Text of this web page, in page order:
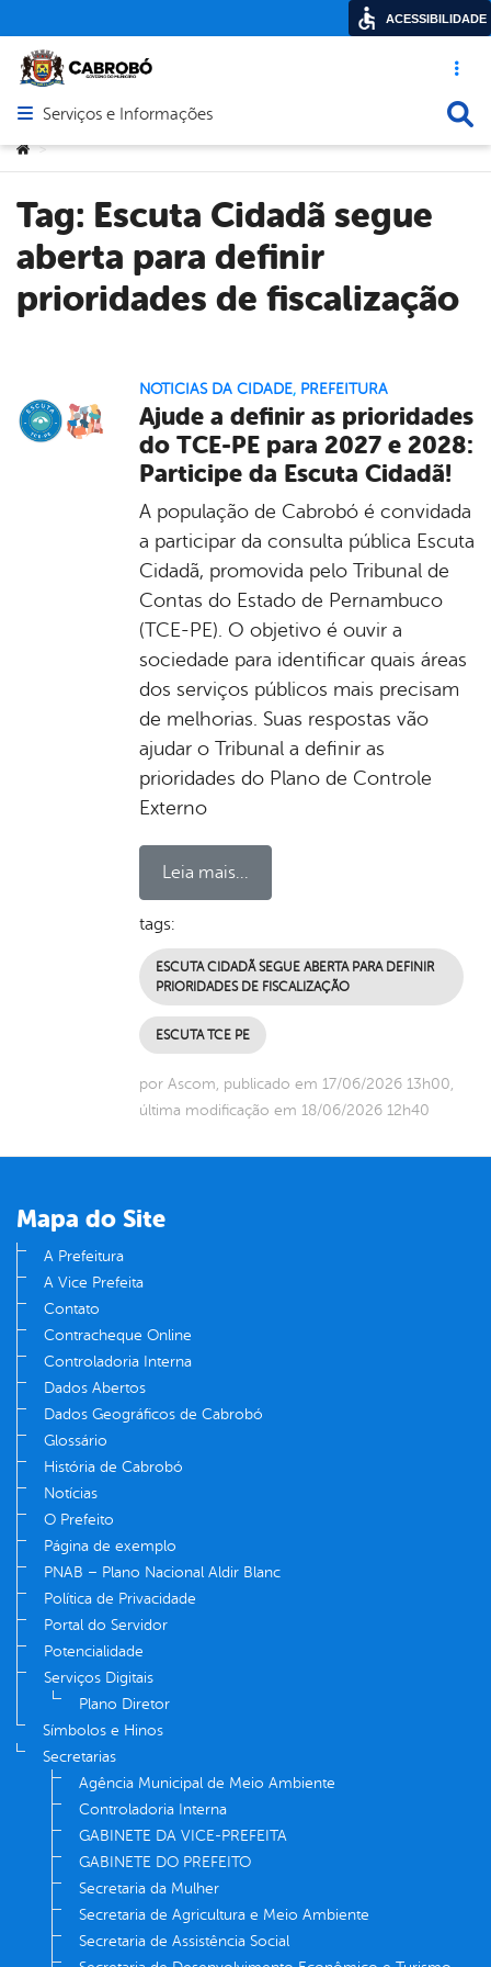
Acesso
Abrir menu principal de navegação
Serviços e Informações
Você está aqui:
>
Tag: Escuta Cidadã segue
aberta para definir
prioridades de fiscalização
NOTICIAS DA CIDADE, PREFEITURA
Ajude a definir as prioridades
do TCE-PE para 2027 e 2028:
Participe da Escuta Cidadã!
A população de Cabrobó é convidada
a participar da consulta pública Escuta
Cidadã, promovida pelo Tribunal de
Contas do Estado de Pernambuco
(TCE-PE). O objetivo é ouvir a
sociedade para identificar quais áreas
dos serviços públicos mais precisam
de melhorias. Suas respostas vão
ajudar o Tribunal a definir as
prioridades do Plano de Controle
Externo
Leia mais...
tags:
ESCUTA CIDADÃ SEGUE ABERTA PARA DEFINIR
PRIORIDADES DE FISCALIZAÇÃO
ESCUTA TCE PE
por Ascom, publicado em 17/06/2026 13h00,
última modificação em 18/06/2026 12h40
Mapa do Site
A Prefeitura
A Vice Prefeita
Contato
Contracheque Online
Controladoria Interna
Dados Abertos
Dados Geográficos de Cabrobó
Glossário
História de Cabrobó
Notícias
O Prefeito
Página de exemplo
PNAB – Plano Nacional Aldir Blanc
Política de Privacidade
Portal do Servidor
Potencialidade
Serviços Digitais
Plano Diretor
Símbolos e Hinos
Secretarias
Agência Municipal de Meio Ambiente
Controladoria Interna
GABINETE DA VICE-PREFEITA
GABINETE DO PREFEITO
Secretaria da Mulher
Secretaria de Agricultura e Meio Ambiente
Secretaria de Assistência Social
ACESSIBILIDADE